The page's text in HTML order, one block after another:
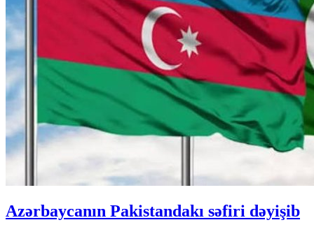
Azərbaycanın Pakistandakı səfiri dəyişib